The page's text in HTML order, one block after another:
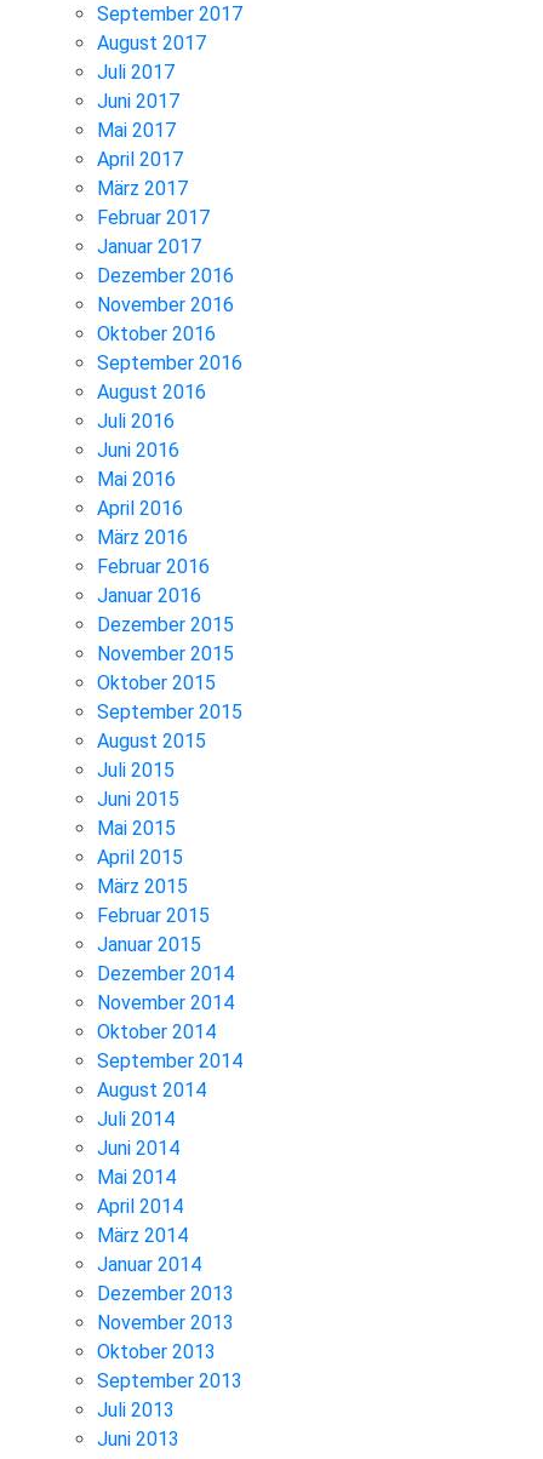
September 2017
August 2017
Juli 2017
Juni 2017
Mai 2017
April 2017
März 2017
Februar 2017
Januar 2017
Dezember 2016
November 2016
Oktober 2016
September 2016
August 2016
Juli 2016
Juni 2016
Mai 2016
April 2016
März 2016
Februar 2016
Januar 2016
Dezember 2015
November 2015
Oktober 2015
September 2015
August 2015
Juli 2015
Juni 2015
Mai 2015
April 2015
März 2015
Februar 2015
Januar 2015
Dezember 2014
November 2014
Oktober 2014
September 2014
August 2014
Juli 2014
Juni 2014
Mai 2014
April 2014
März 2014
Januar 2014
Dezember 2013
November 2013
Oktober 2013
September 2013
Juli 2013
Juni 2013